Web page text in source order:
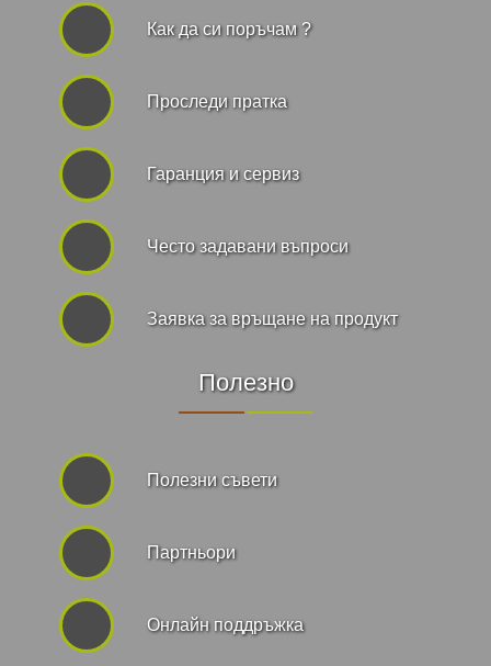
Как да си поръчам ?
Проследи пратка
Гаранция и сервиз
Често задавани въпроси
Заявка за връщане на продукт
Полезно
Полезни съвети
Партньори
Онлайн поддръжка